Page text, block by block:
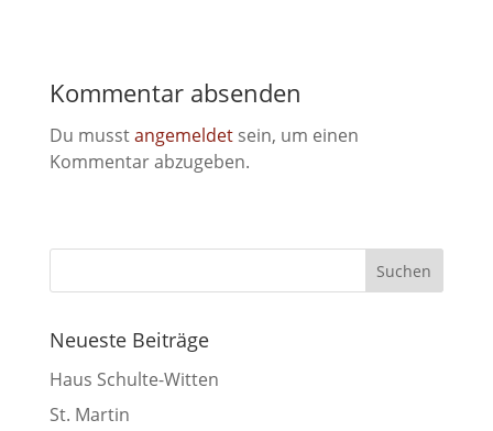
Kommentar absenden
Du musstangemeldetsein, um einen
Kommentar abzugeben.
Neueste Beiträge
Haus Schulte-Witten
St. Martin